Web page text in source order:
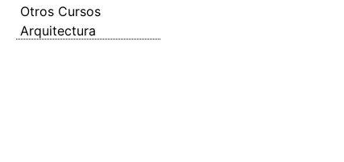
Otros Cursos
Arquitectura